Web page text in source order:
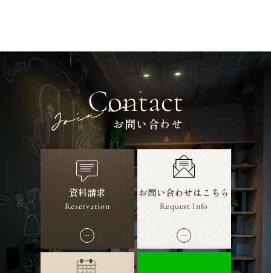
Contact
お問い合わせ
資料請求
Reservation
お問い合わせはこちら
Request Info